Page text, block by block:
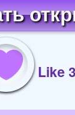
Like